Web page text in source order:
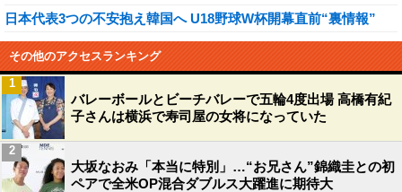
日本代表3つの不安抱え韓国へ U18野球W杯開幕直前“裏情報”
その他のアクセスランキング
バレーボールとビーチバレーで五輪4度出場 高橋有紀
子さんは横浜で寿司屋の女将になっていた
1
大坂なおみ「本当に特別」…“お兄さん”錦織圭との初
ペアで全米OP混合ダブルス大躍進に期待大
2